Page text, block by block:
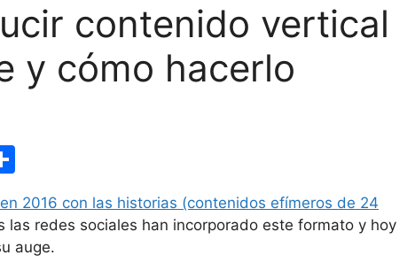
contenido vertical
y cómo hacerlo
o
m
p
2016 con las historias (contenidos efímeros de 24
las redes sociales han incorporado este formato y hoy
auge.